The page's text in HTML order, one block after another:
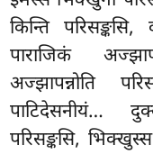
किन्ति
पाराजिकं
अज्झापन्नोति
पाटिदेसनीयं…
परिसङ्कसि,